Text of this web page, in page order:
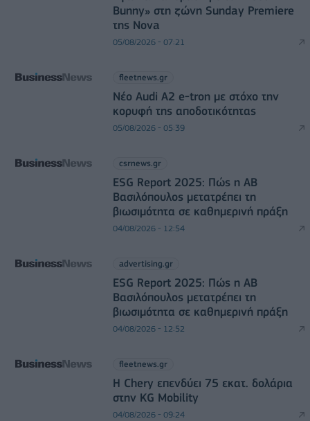
Bunny» στη ζώνη Sunday Premiere
της Nova
05/08/2026 - 07:21
fleetnews.gr
Νέο Audi A2 e-tron με στόχο την
κορυφή της αποδοτικότητας
05/08/2026 - 05:39
csrnews.gr
ESG Report 2025: Πώς η ΑΒ
Βασιλόπουλος μετατρέπει τη
βιωσιμότητα σε καθημερινή πράξη
04/08/2026 - 12:54
advertising.gr
ESG Report 2025: Πώς η ΑΒ
Βασιλόπουλος μετατρέπει τη
βιωσιμότητα σε καθημερινή πράξη
04/08/2026 - 12:52
fleetnews.gr
Η Chery επενδύει 75 εκατ. δολάρια
στην KG Mobility
04/08/2026 - 09:24